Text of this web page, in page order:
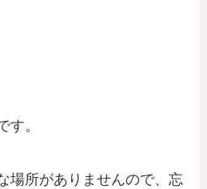
す。
場所がありませんので、忘